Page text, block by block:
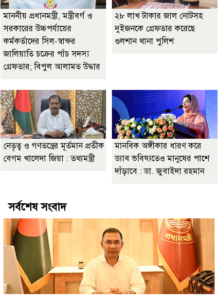
মাননীয় প্রধানমন্ত্রী, মন্ত্রীবর্গ ও
সরকারের উচ্চপর্যায়ের
কর্মকর্তাদের সিল-স্বাক্ষর
জালিয়াতি চক্রের পাঁচ সদস্য
গ্রেফতার; বিপুল আলামত উদ্ধার
২৮ লাখ টাকার জাল নোটসহ
দুইজনকে গ্রেফতার করেছে
গুলশান থানা পুলিশ
নেতৃত্ব ও গণতন্ত্রের মূর্তমান প্রতীক
বেগম খালেদা জিয়া : তথ্যমন্ত্রী
মানবিক অঙ্গীকার ধারণ করে
ড্যাব ভবিষ্যতেও মানুষের পাশে
দাঁড়াবে : ডা. জুবাইদা রহমান
সর্বশেষ সংবাদ